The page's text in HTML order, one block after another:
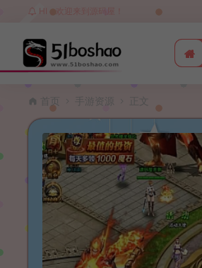
HI，欢迎来到源码屋！
首页 手游资源 正文